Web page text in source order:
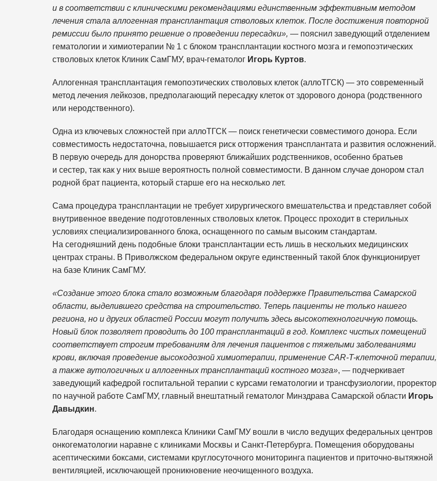
и в соответствии с клиническими рекомендациями единственным эффективным методом
лечения стала аллогенная трансплантация стволовых клеток. После достижения повторной
ремиссии было принято решение о проведении пересадки», — пояснил заведующий отделением
гематологии и химиотерапии № 1 с блоком трансплантации костного мозга и гемопоэтических
стволовых клеток Клиник СамГМУ, врач-гематолог Игорь Куртов.
Аллогенная трансплантация гемопоэтических стволовых клеток (аллоТГСК) — это современный
метод лечения лейкозов, предполагающий пересадку клеток от здорового донора (родственного
или неродственного).
Одна из ключевых сложностей при аллоТГСК — поиск генетически совместимого донора. Если
совместимость недостаточна, повышается риск отторжения трансплантата и развития осложнений.
В первую очередь для донорства проверяют ближайших родственников, особенно братьев
и сестер, так как у них выше вероятность полной совместимости. В данном случае донором стал
родной брат пациента, который старше его на несколько лет.
Сама процедура трансплантации не требует хирургического вмешательства и представляет собой
внутривенное введение подготовленных стволовых клеток. Процесс проходит в стерильных
условиях специализированного блока, оснащенного по самым высоким стандартам.
На сегодняшний день подобные блоки трансплантации есть лишь в нескольких медицинских
центрах страны. В Приволжском федеральном округе единственный такой блок функционирует
на базе Клиник СамГМУ.
«Создание этого блока стало возможным благодаря поддержке Правительства Самарской
области, выделившего средства на строительство. Теперь пациенты не только нашего
региона, но и других областей России могут получить здесь высокотехнологичную помощь.
Новый блок позволяет проводить до 100 трансплантаций в год. Комплекс чистых помещений
соответствует строгим требованиям для лечения пациентов с тяжелыми заболеваниями
крови, включая проведение высокодозной химиотерапии, применение CAR-T-клеточной терапии,
а также аутологичных и аллогенных трансплантаций костного мозга», — подчеркивает
заведующий кафедрой госпитальной терапии с курсами гематологии и трансфузиологии, проректор
по научной работе СамГМУ, главный внештатный гематолог Минздрава Самарской области Игорь
Давыдкин.
Благодаря оснащению комплекса Клиники СамГМУ вошли в число ведущих федеральных центров
онкогематологии наравне с клиниками Москвы и Санкт-Петербурга. Помещения оборудованы
асептическими боксами, системами круглосуточного мониторинга пациентов и приточно-вытяжной
вентиляцией, исключающей проникновение неочищенного воздуха.